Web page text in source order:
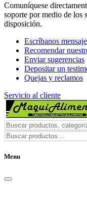
Comuníquese
soporte por medio de los
disposición.
Escríbanos
Recomendar
Enviar sugerencias
Depositar un
Quejas y reclamos
Servicio al cliente
Menu